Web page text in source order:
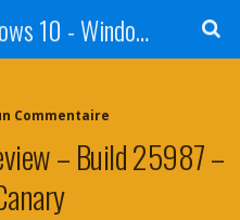
Windows 11 - Windows 10 - Windows 8 - Windows 7 - VISTA
Commentaire
– Build 25987 –